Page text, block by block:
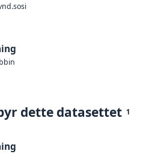
bin
dette datasettet 1